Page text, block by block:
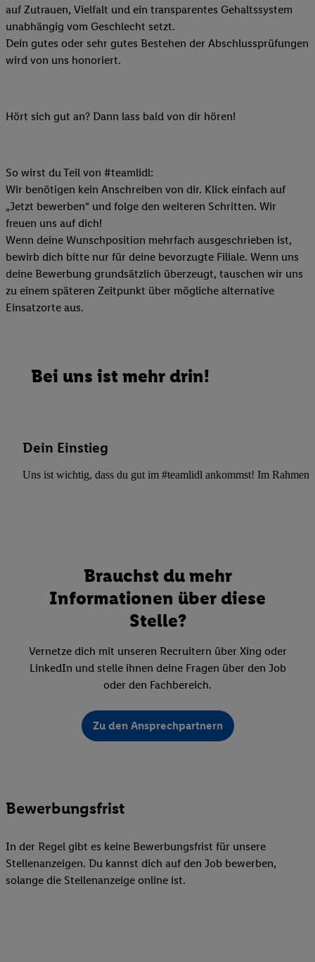
auf Zutrauen, Vielfalt und ein transparentes Gehaltssystem
unabhängig vom Geschlecht setzt.
Dein gutes oder sehr gutes Bestehen der Abschlussprüfungen
wird von uns honoriert.
Hört sich gut an? Dann lass bald von dir hören!
So wirst du Teil von #teamlidl:
Wir benötigen kein Anschreiben von dir. Klick einfach auf
„Jetzt bewerben“ und folge den weiteren Schritten. Wir
freuen uns auf dich!
Wenn deine Wunschposition mehrfach ausgeschrieben ist,
bewirb dich bitte nur für deine bevorzugte Filiale. Wenn uns
deine Bewerbung grundsätzlich überzeugt, tauschen wir uns
zu einem späteren Zeitpunkt über mögliche alternative
Einsatzorte aus.
Bei uns ist mehr drin!
Dein Einstieg
Uns ist wichtig, dass du gut im #teamlidl ankommst! Im Rahmen
Brauchst du mehr
Informationen über diese
Stelle?
Vernetze dich mit unseren Recruitern über Xing oder
LinkedIn und stelle ihnen deine Fragen über den Job
oder den Fachbereich.
Zu den Ansprechpartnern
Bewerbungsfrist
In der Regel gibt es keine Bewerbungsfrist für unsere
Stellenanzeigen. Du kannst dich auf den Job bewerben,
solange die Stellenanzeige online ist.